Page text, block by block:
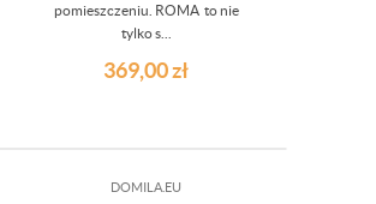
pomieszczeniu. ROMA to nie
tylko s...
369,00zł
DOMILA.EU